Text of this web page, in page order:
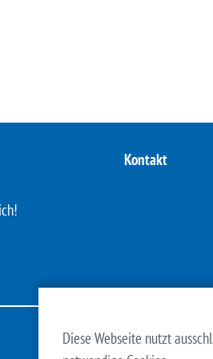
Kontakt
Diese Webseite nutzt